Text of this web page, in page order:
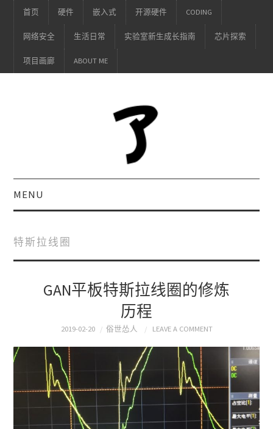
首页 硬件 嵌入式 开源硬件 CODING
网络安全 生活日常 实验室新生成长指南 芯片探索
项目画廊 ABOUT ME
MENU
特斯拉线圈
GAN平板特斯拉线圈的修炼
历程
2019-02-20 俗世怂人 LEAVE A COMMENT